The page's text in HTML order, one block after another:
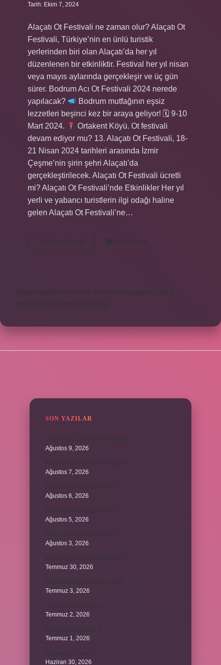
Tarih: Ekim 7, 2024
Alaçatı Ot Festivali ne zaman olur? Alaçatı Ot
Festivali, Türkiye’nin en ünlü turistik
yerlerinden biri olan Alaçatı’da her yıl
düzenlenen bir etkinliktir. Festival her yıl nisan
veya mayıs aylarında gerçekleşir ve üç gün
sürer. Bodrum Acı Ot Festivali 2024 nerede
yapılacak?
Bodrum mutfağının eşsiz
lezzetleri beşinci kez bir araya geliyor! 🗓 9-10
Mart 2024.
Ortakent Köyü. Ot festivali
devam ediyor mu? 13. Alaçatı Ot Festivali, 18-
21 Nisan 2024 tarihleri ​​arasında İzmir
Çeşme’nin şirin şehri Alaçatı’da
gerçekleştirilecek. Alaçatı Ot Festivali ücretli
mi? Alaçatı Ot Festivali’nde Etkinlikler Her yıl
yerli ve yabancı turistlerin ilgi odağı haline
gelen Alaçatı Ot Festivali’ne…
Devamını okuyun
Festivali
Yorum Bırak
https://safderun.com.tr
https://sokoglam.com.tr
https://sinto.com.tr Sitemap
SON YAZILAR
Ağustos 9, 2026
Ağustos 7, 2026
Ağustos 6, 2026
Ağustos 5, 2026
Ağustos 3, 2026
Temmuz 30, 2026
Temmuz 3, 2026
Temmuz 2, 2026
Temmuz 1, 2026
Haziran 30, 2026